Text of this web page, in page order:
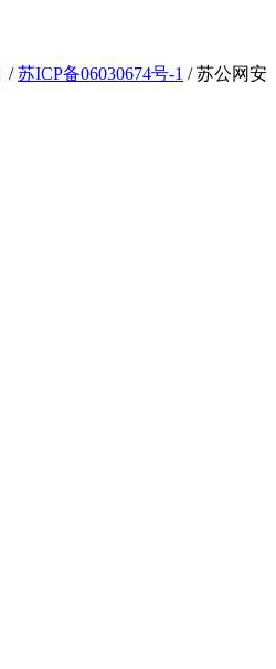
/苏ICP备06030674号-1 / 苏公网安